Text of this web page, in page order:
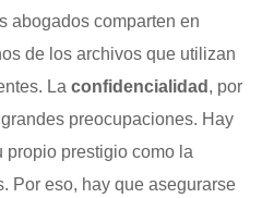
abogados comparten en
de los archivos que utilizan
Laconfidencialidad , por
preocupaciones. Hay
propio prestigio como la
Por eso, hay que asegurarse